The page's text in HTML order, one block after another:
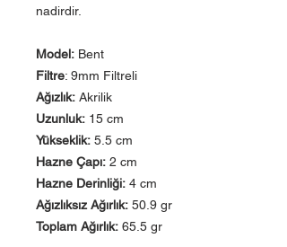
nadirdir.
Model: Bent
Filtre: 9mm Filtreli
Ağızlık: Akrilik
Uzunluk: 15 cm
Yükseklik: 5.5 cm
Hazne Çapı: 2 cm
Hazne Derinliği: 4 cm
Ağızlıksız Ağırlık: 50.9 gr
Toplam Ağırlık: 65.5 gr